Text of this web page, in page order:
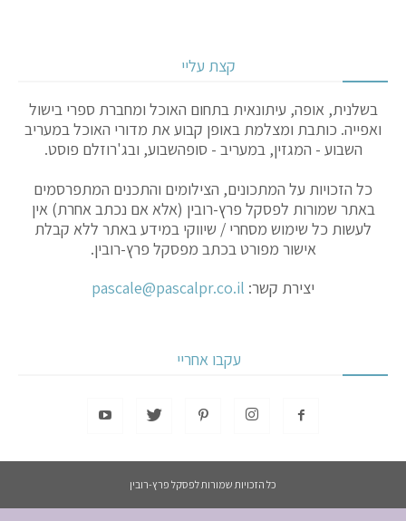
קצת עליי
בשלנית, אופה, עיתונאית בתחום האוכל ומחברת ספרי בישול
ואפייה. כותבת ומצלמת באופן קבוע את מדורי האוכל במעריב
השבוע - המגזין, במעריב - סופהשבוע, ובג'רוזלם פוסט.
כל הזכויות על המתכונים, הצילומים והתכנים המתפרסמים
באתר שמורות לפסקל פרץ-רובין (אלא אם נכתב אחרת) אין
לעשות כל שימוש מסחרי / שיווקי במידע באתר ללא קבלת
אישור מפורט בכתב מפסקל פרץ-רובין.
יצירת קשר: pascale@pascalpr.co.il
עקבו אחריי
כל הזכויות שמורות לפסקל פרץ-רובין